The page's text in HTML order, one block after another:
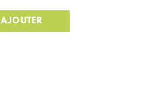
AJOUTER